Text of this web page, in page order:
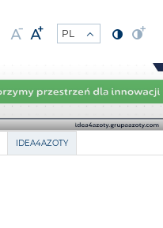
IDEA4AZOTY